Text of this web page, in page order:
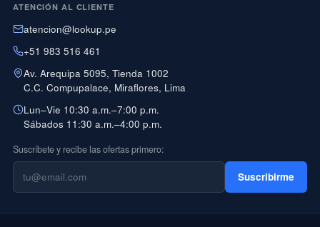
ATENCIÓN AL CLIENTE
atencion@lookup.pe
+51 983 516 461
Av. Arequipa 5095, Tienda 1002
C.C. Compupalace, Miraflores, Lima
Lun–Vie 10:30 a.m.–7:00 p.m.
Sábados 11:30 a.m.–4:00 p.m.
Suscríbete y recibe las ofertas primero:
Suscribirme